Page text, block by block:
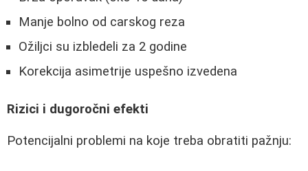
Manje bolno od carskog reza
Ožiljci su izbledeli za 2 godine
Korekcija asimetrije uspešno izvedena
Rizici i dugoročni efekti
Potencijalni problemi na koje treba obratiti pažnju: